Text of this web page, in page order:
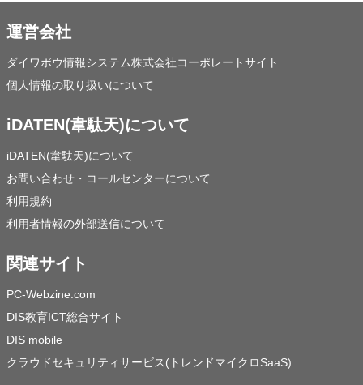
運営会社
ダイワボウ情報システム株式会社コーポレートサイト
個人情報の取り扱いについて
iDATEN(韋駄天)について
iDATEN(韋駄天)について
お問い合わせ・コールセンターについて
利用規約
利用者情報の外部送信について
関連サイト
PC-Webzine.com
DIS教育ICT総合サイト
DIS mobile
クラウドセキュリティサービス(トレンドマイクロSaaS)